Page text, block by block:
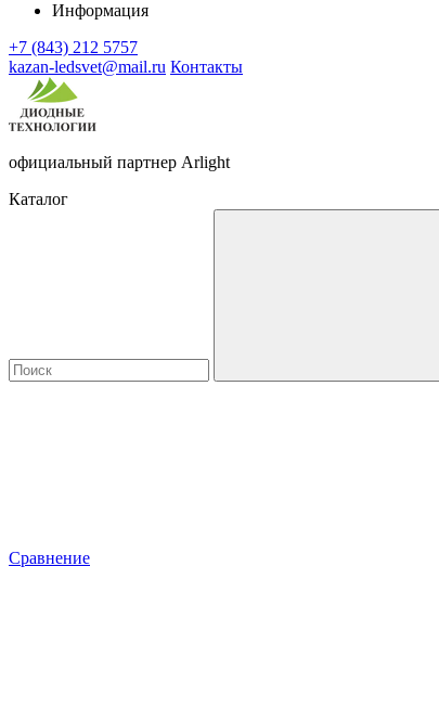
Информация
+7 (843) 212 5757
kazan-ledsvet@mail.ru Контакты
официальный партнер Arlight
Каталог
Сравнение